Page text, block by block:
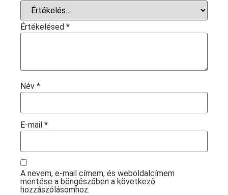
Értékelésed *
Név *
E-mail *
A nevem, e-mail címem, és weboldalcímem
mentése a böngészőben a következő
hozzászólásomhoz.